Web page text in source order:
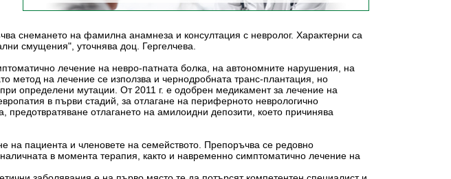
снемането на фамилна анамнеза и консултация с невролог. Характерни са
смущения", уточнява доц. Гергелчева.
лечение на невро-патната болка, на автономните нарушения, на
метод на лечение се използва и чернодробната транс-плантация, но
определени мутации. От 2011 г. е одобрен медикамент за лечение на
в първи стадий, за отлагане на периферното неврологично
отлагането на амилоидни депозити, което причинява
на пациента и членовете на семейството. Препоръчва се редовно
в момента терапия, както и навременно симптоматично лечение на